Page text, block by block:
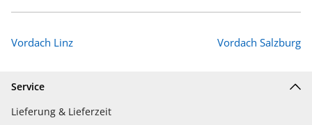
Vordach Linz Vordach Salzburg
Service
Lieferung & Lieferzeit